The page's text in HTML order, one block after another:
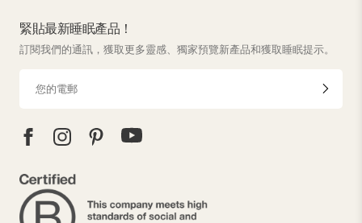
緊貼最新睡眠產品！
訂閱我們的通訊，獲取更多靈感、獨家預覽新產品和獲取睡眠提示。